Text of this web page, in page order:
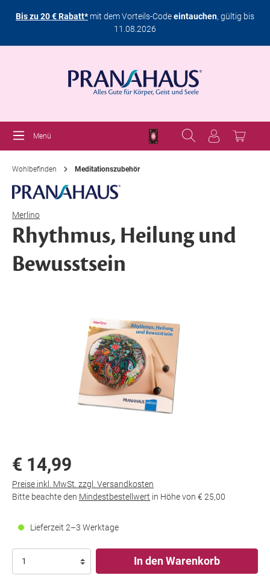
Bis zu 20 € Rabatt*mit dem Vorteils-Codeeintauchen, gültig bis
11.08.2026
Menü
Wohlbefinden Meditationszubehör
Merlino
Rhythmus, Heilung und
Bewusstsein
€ 14,99
Preise inkl. MwSt. zzgl. Versandkosten
Bitte beachte den Mindestbestellwert in Höhe von € 25,00
Lieferzeit 2–3 Werktage
In den Warenkorb